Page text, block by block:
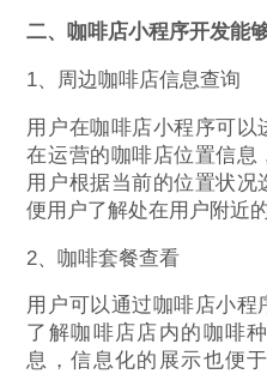
二、咖啡店小程序开发能
1、周边咖啡店信息查询
用户在咖啡店小程序可
在运营的咖啡店位置信息
用户根据当前的位置状
便用户了解处在用户附近
2、咖啡套餐查看
用户可以通过咖啡店小程
了解咖啡店店内的咖啡
息，信息化的展示也便